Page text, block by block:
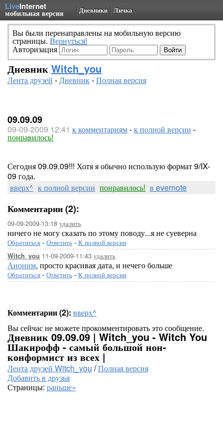
LiveInternet
мобильная версия Дневники Личка
Вы были перенаправлены на мобильную версию
страницы. Вернуться!
Авторизация
Дневник Witch_you
Лента друзей -Дневник-Полная версия
09.09.09
09-09-2009 12:41 к комментариям-к полной версии -
понравилось!
Сегодня 09.09.09!!! Хотя я обычно использую формат 9/IX-
09 года.
вверх^ к полной версии понравилось! в evernote
Комментарии (2):
09-09-2009-13:18 удалить
ничего не могу сказать по этому поводу...я не суеверна
Обратиться - Ответить - К полной версии
Witch_you 11-09-2009-11:43 удалить
Аноним, просто красивая дата, и нечего больше
Обратиться - Ответить - К полной версии
Комментарии (2): вверх^
Вы сейчас не можете прокомментировать это сообщение.
Дневник 09.09.09 | Witch_you - Witch You
Шакирофф - самый большой нон-
конформист из всех |
Лента друзей Witch_you /Полная версия
Добавить в друзья
Страницы: раньше»